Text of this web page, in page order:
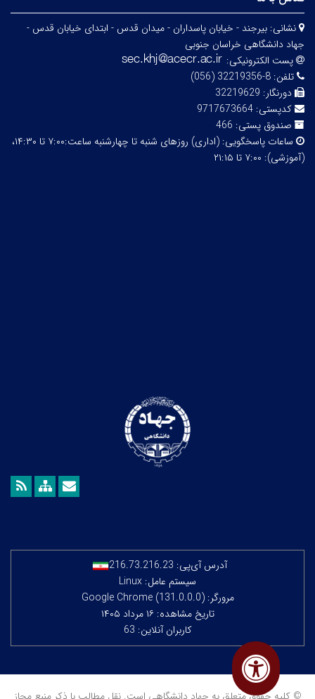
نشانی: بیرجند - خیابان پاسداران - میدان قدس - ابتدای خیابان قدس -
جهاد دانشگاهی خراسان جنوبی
پست الکترونیکی:
تلفن: 8-32219356 (056)
دورنگار: 32219629
کدپستی: 9717673664
صندوق پستی: 466
ساعات پاسخگویی:
(اداری) روزهای شنبه تا چهارشنبه ساعت:۷:۰۰ تا ۱۴:۳۰،
(آموزشی): ۷:۰۰ تا ۲۱:۱۵
آدرس آی‌پی: 216.73.216.23
سیستم عامل: Linux
مرورگر: Google Chrome (131.0.0.0)
تاریخ مشاهده: ۱۶ مرداد ۱۴۰۵
کاربران آنلاین: 63